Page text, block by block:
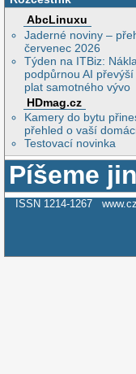
AbcLinuxu
Jaderné noviny –
červenec 2026
Týden na ITBiz:
podpůrnou AI
plat samotného vývo
HDmag.cz
Kamery do bytu
přehled o vaší
Testovací novinka
Píšeme
ISSN 1214-1267